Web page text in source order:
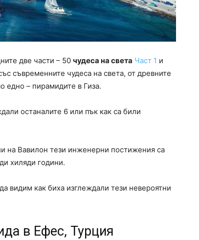
две части – 50 чудеса на света Част 1 и
съвременните чудеса на света, от древните
едно – пирамидите в Гиза.
останалите 6 или пък как са били
на Вавилон тези инженерни постижения са
хиляди години.
видим как биха изглеждали тези невероятни
в Ефес, Турция